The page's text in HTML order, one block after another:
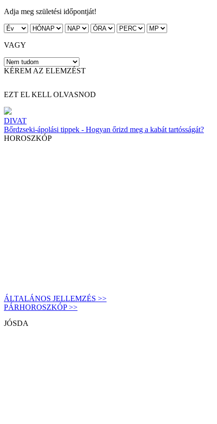
Adja meg születési időpontját!
VAGY
KÉREM AZ ELEMZÉST
EZT EL KELL OLVASNOD
DIVAT
Bőrdzseki-ápolási tippek - Hogyan őrizd meg a kabát tartósságát?
HOROSZKÓP
ÁLTALÁNOS JELLEMZÉS >>
PÁRHOROSZKÓP >>
JÓSDA